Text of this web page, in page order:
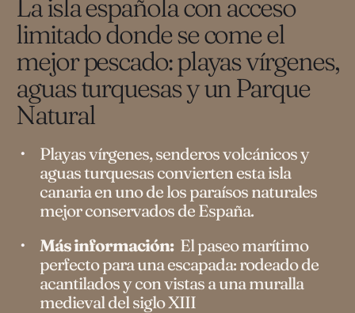
La isla española con acceso
limitado donde se come el
mejor pescado: playas vírgenes,
aguas turquesas y un Parque
Natural
Playas vírgenes, senderos volcánicos y
aguas turquesas convierten esta isla
canaria en uno de los paraísos naturales
mejor conservados de España.
Más información: El paseo marítimo
perfecto para una escapada: rodeado de
acantilados y con vistas a una muralla
medieval del siglo XIII